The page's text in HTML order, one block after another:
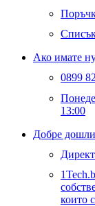
Ако имате
0899
13:00
Добре
които